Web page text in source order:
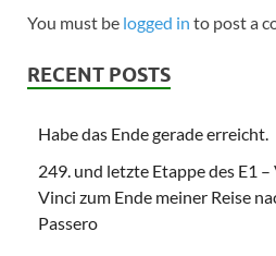
You must be logged in to post a
RECENT POSTS
Habe das Ende gerade erreicht.
249. und letzte Etappe des E1
Vinci zum Ende meiner Reise
Passero